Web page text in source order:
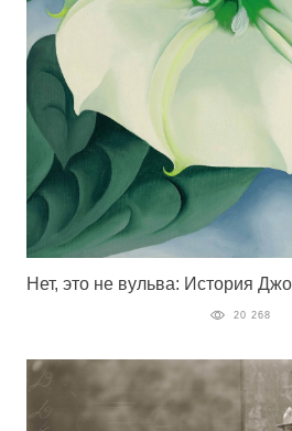
Нет, это не вульва: История
20 268